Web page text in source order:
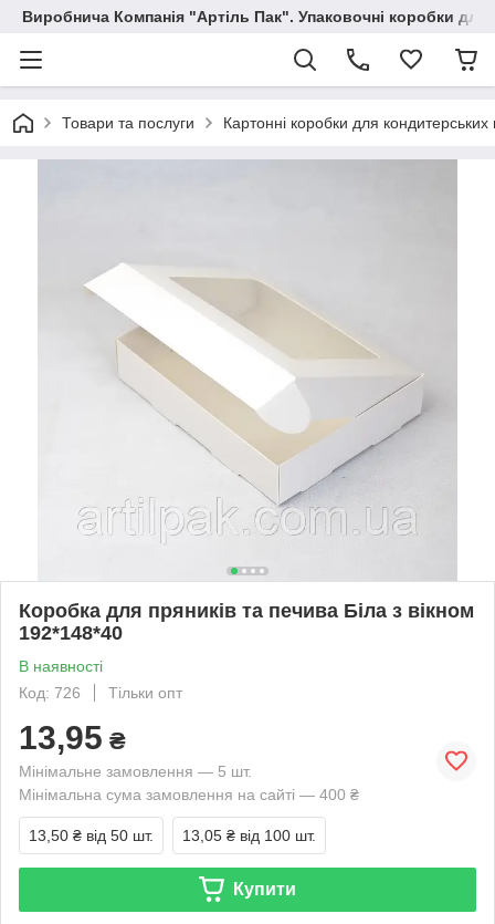
Виробнича Компанія "Артіль Пак". Упаковочні коробки для
Товари та послуги Картонні коробки для кондитерських
Коробка для пряників та печива Біла з вікном
192*148*40
В наявності
Код: 726
Тільки опт
13,95 ₴
Мінімальне замовлення — 5 шт.
Мінімальна сума замовлення на сайті — 400 ₴
13,50 ₴ від 50 шт. 13,05 ₴ від 100 шт.
Купити